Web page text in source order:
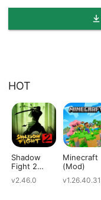
HOT
Shadow
Fight 2
v2.46.0
Minecraft
(Mod)
v1.26.40.31